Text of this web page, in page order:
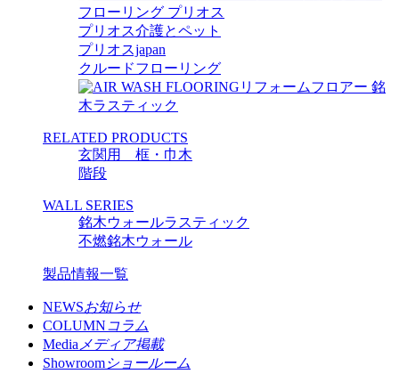
フローリング プリオス
プリオス介護とペット
プリオスjapan
クルードフローリング
リフォームフロアー 銘
木ラスティック
RELATED PRODUCTS
玄関用 框・巾木
階段
WALL SERIES
銘木ウォールラスティック
不燃銘木ウォール
製品情報一覧
NEWSお知らせ
COLUMNコラム
Media メディア掲載
Showroomショールーム